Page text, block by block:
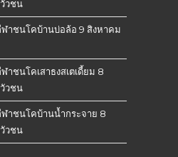
วชน
าชนโคบ้านบ่อล้อ 9 สิงหาคม
ชนโคเสาธงสเตเดี้ยม 8
วชน
าชนโคบ้านน้ำกระจาย 8
วชน